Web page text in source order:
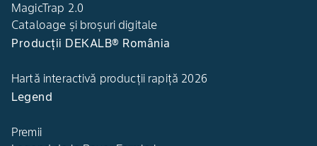
MagicTrap 2.0
Cataloage și broșuri digitale
Producții DEKALB® România
Hartă interactivă producții rapiță 2026
Legend
Premii